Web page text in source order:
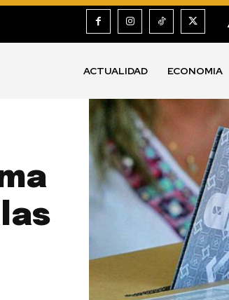
ACTUALIDAD ECONOMIA